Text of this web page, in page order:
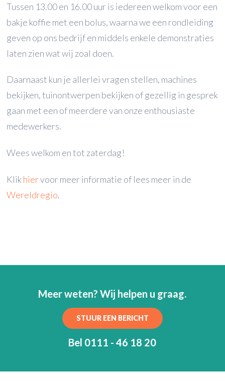
Tussen 13.00 en 16.00 uur is iedereen welkom voor een
bakje koffie met een bolus, waarna we een rondleiding
geven op ons bedrijf en middels enkele demonstraties
laten zien wat wij zoal doen.
Daarnaast kun je allerlei vragen stellen, machines
bekijken, tuinontwerpen bekijken of gezellig in gesprek
gaan met een of meerdere van onze enthousiaste
medewerkers.
Wees welkom en tot zaterdag!
Klikhiervoor meer informatie of lees meer in de
Wereldregio.
Meer weten? Wij helpen u graag.
STUUR EEN BERICHT
Bel 0111 - 46 18 20